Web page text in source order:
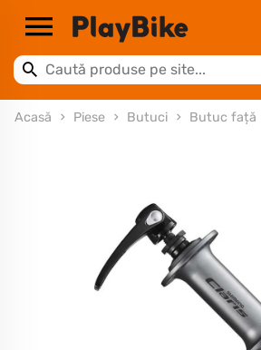
Acasă Piese Butuci Butuc față